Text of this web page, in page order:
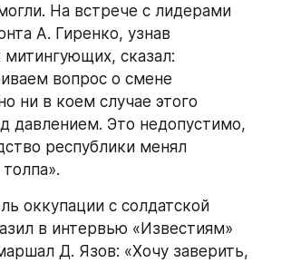
На встрече с лидерами
А. Гиренко, узнав
митингующих, сказал:
вопрос о смене
ни в коем случае этого
давлением. Это недопустимо,
республики менял
оккупации с солдатской
в интервью «Известиям»
Д. Язов: «Хочу заверить,